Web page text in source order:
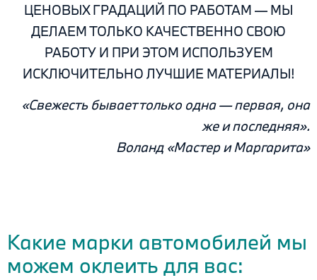
ЦЕНОВЫХ ГРАДАЦИЙ ПО РАБОТАМ — МЫ
ДЕЛАЕМ ТОЛЬКО КАЧЕСТВЕННО СВОЮ
РАБОТУ И ПРИ ЭТОМ ИСПОЛЬЗУЕМ
ИСКЛЮЧИТЕЛЬНО ЛУЧШИЕ МАТЕРИАЛЫ!
«Свежесть бывает только одна — первая, она
же и последняя».
Воланд «Мастер и Маргарита»
Какие марки автомобилей мы
можем оклеить для вас: